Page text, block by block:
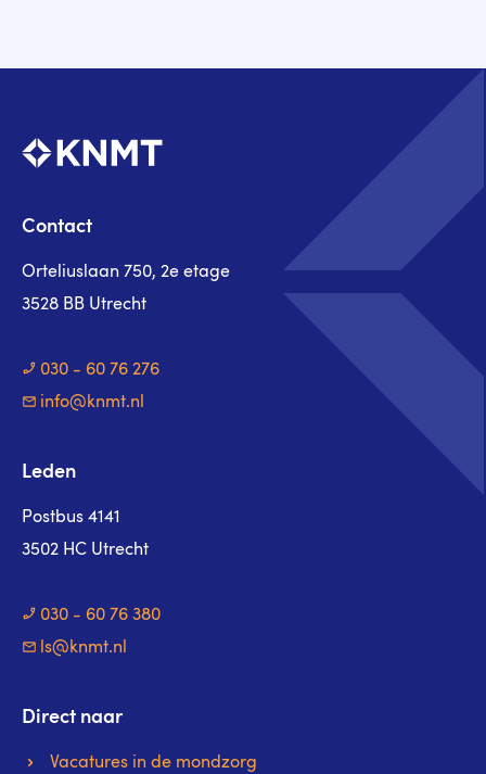
Contact
Orteliuslaan 750, 2e etage
3528 BB Utrecht
030 - 60 76 276
info@knmt.nl
Leden
Postbus 4141
3502 HC Utrecht
030 - 60 76 380
ls@knmt.nl
Direct naar
Vacatures in de mondzorg